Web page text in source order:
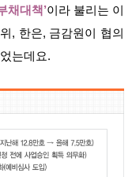
채대책’이라 불리는 이
, 한은, 금감원이 협의
는데요.